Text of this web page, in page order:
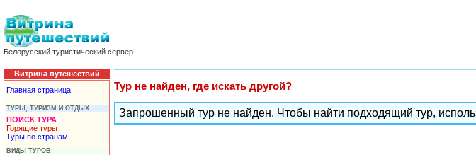
Белорусский туристический сервер
Витрина путешествий
Главная страница
ТУРЫ, ТУРИЗМ И ОТДЫХ
ПОИСК ТУРА
Горящие туры
Туры по странам
ВИДЫ ТУРОВ:
Тур не найден, где искать другой?
Запрошенный тур не найден. Чтобы найти подходящий тур,